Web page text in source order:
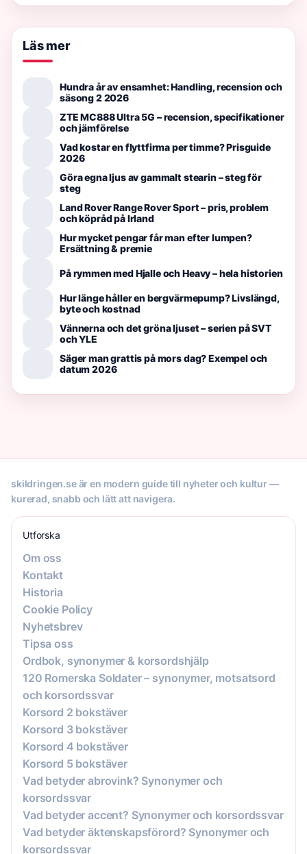
Läs mer
Hundra år av ensamhet: Handling, recension och
säsong 2 2026
ZTE MC888 Ultra 5G – recension, specifikationer
och jämförelse
Vad kostar en flyttfirma per timme? Prisguide
2026
Göra egna ljus av gammalt stearin – steg för
steg
Land Rover Range Rover Sport – pris, problem
och köpråd på Irland
Hur mycket pengar får man efter lumpen?
Ersättning & premie
På rymmen med Hjalle och Heavy – hela historien
Hur länge håller en bergvärmepump? Livslängd,
byte och kostnad
Vännerna och det gröna ljuset – serien på SVT
och YLE
Säger man grattis på mors dag? Exempel och
datum 2026
skildringen.se är en modern guide till nyheter och kultur —
kurerad, snabb och lätt att navigera.
Utforska
Om oss
Kontakt
Historia
Cookie Policy
Nyhetsbrev
Tipsa oss
Ordbok, synonymer & korsordshjälp
120 Romerska Soldater – synonymer, motsatsord
och korsordssvar
Korsord 2 bokstäver
Korsord 3 bokstäver
Korsord 4 bokstäver
Korsord 5 bokstäver
Vad betyder abrovink? Synonymer och
korsordssvar
Vad betyder accent? Synonymer och korsordssvar
Vad betyder äktenskapsförord? Synonymer och
korsordssvar